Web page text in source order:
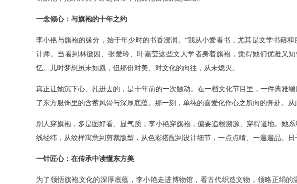
一念倾心：与旗袍的十年之约
李小艳与旗袍的缘分，始于年少时的书香浸润。“我从小爱看书，尤其是文学书籍
计师。当看到林徽因、张爱玲、叶嘉莹这些文人学者身着旗袍，觉得她们优雅又
忆。儿时梦想虽未如愿，但那份对美、对文化的向往，从未熄灭。
真正让她沉下心、扎进去的，是十年前的一次触动。在一档文化节目里，一件典雅
了东方服饰里的含蓄风骨与深厚底蕴。那一刻，单纯的喜爱化作心之所向的奔赴。从
别人穿旗袍，多是图好看、显气质；李小艳穿旗袍，偏要追根溯源、穿得道地。她
线经纬，从纹样寓意到剪裁版型，从色彩搭配到设计细节，一点点啃、一遍遍品。日
一针匠心：在传承中读懂东方美
为了领悟旗袍文化的深厚底蕴，李小艳走进博物馆，看古代织造文物，领略正绢